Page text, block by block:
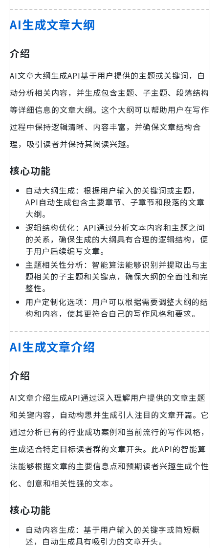
AI生成文章大纲
介绍
AI文章大纲生成API基于用户提供的主题或关键词，自
动分析相关内容，并生成包含主题、子主题、段落结构
等详细信息的文章大纲。这个大纲可以帮助用户在写作
过程中保持逻辑清晰、内容丰富，并确保文章结构合
理，吸引读者并保持其阅读兴趣。
核心功能
自动大纲生成：根据用户输入的关键词或主题，
API自动生成包含主要章节、子章节和段落的文章
大纲。
逻辑结构优化：API通过分析文本内容和主题之间
的关系，确保生成的大纲具有合理的逻辑结构，便
于用户后续编写文章。
主题相关性分析：智能算法能够识别并提取出与主
题相关的子主题和关键点，确保大纲的全面性和完
整性。
用户定制化选项：用户可以根据需要调整大纲的结
构和内容，使其更符合自己的写作风格和要求。
AI生成文章介绍
介绍
AI文章介绍生成API通过深入理解用户提供的文章主题
和关键内容，自动构思并生成引人注目的文章开篇。它
通过分析已有的行业成功案例和当前流行的写作风格，
生成适合特定目标读者群的文章开头。此API的智能算
法能够根据文章的主要信息点和预期读者兴趣生成个性
化、创意和相关性强的文本。
核心功能
自动内容生成：基于用户输入的关键字或简短概
述，自动生成具有吸引力的文章开头。